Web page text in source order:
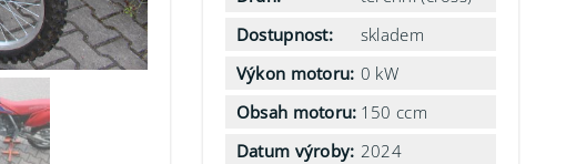
Dostupnost:
skladem
Výkon motoru: 0 kW
Obsah motoru: 150 ccm
Datum výroby: 2024